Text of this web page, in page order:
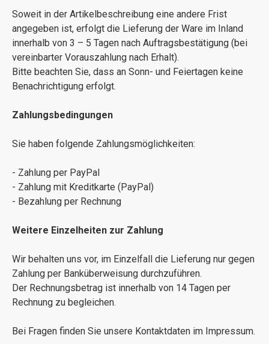
Soweit in der Artikelbeschreibung eine andere Frist
angegeben ist, erfolgt die Lieferung der Ware im Inland
innerhalb von 3 – 5 Tagen nach Auftragsbestätigung (bei
vereinbarter Vorauszahlung nach Erhalt).
Bitte beachten Sie, dass an Sonn- und Feiertagen keine
Benachrichtigung erfolgt.
Zahlungsbedingungen
Sie haben folgende Zahlungsmöglichkeiten:
- Zahlung per PayPal
- Zahlung mit Kreditkarte (PayPal)
- Bezahlung per Rechnung
Weitere Einzelheiten zur Zahlung
Wir behalten uns vor, im Einzelfall die Lieferung nur gegen
Zahlung per Banküberweisung durchzuführen.
Der Rechnungsbetrag ist innerhalb von 14 Tagen per
Rechnung zu begleichen.
Bei Fragen finden Sie unsere Kontaktdaten im Impressum.